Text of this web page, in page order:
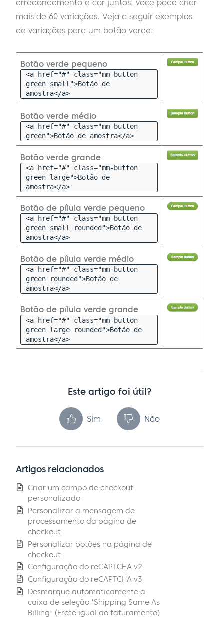
arredondamento e cor juntos, você pode criar
mais de 60 variações. Veja a seguir exemplos
de variações para um botão verde:
Botão verde pequeno
<a href="#" class="mm-button
green small">Botão de
amostra</a>
Botão verde médio
<a href="#" class="mm-button
green">Botão de amostra</a>
Botão verde grande
<a href="#" class="mm-button
green large">Botão de
amostra</a>
Botão de pílula verde pequeno
<a href="#" class="mm-button
green small rounded">Botão de
amostra</a>
Botão de pílula verde médio
<a href="#" class="mm-button
green rounded">Botão de
amostra</a>
Botão de pílula verde grande
<a href="#" class="mm-button
green large rounded">Botão de
amostra</a>
Este artigo foi útil?
Sim Não
Artigos relacionados
Criar um campo de checkout
personalizado
Personalizar a mensagem de
processamento da página de
checkout
Personalizar botões na página de
checkout
Configuração do reCAPTCHA v2
Configuração do reCAPTCHA v3
Desmarque automaticamente a
caixa de seleção 'Shipping Same As
Billing' (Frete igual ao faturamento)